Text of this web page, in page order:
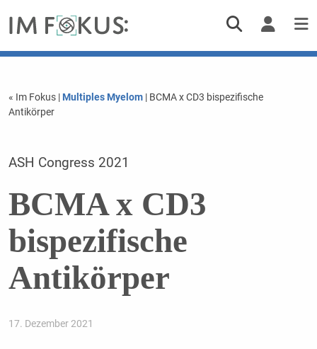
« Im Fokus | Multiples Myelom| BCMA x CD3 bispezifische
Antikörper
ASH Congress 2021
BCMA x CD3
bispezifische
Antikörper
17. Dezember 2021